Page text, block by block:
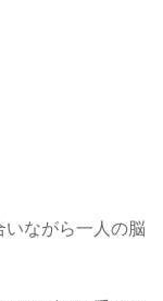
ながら一人の脳